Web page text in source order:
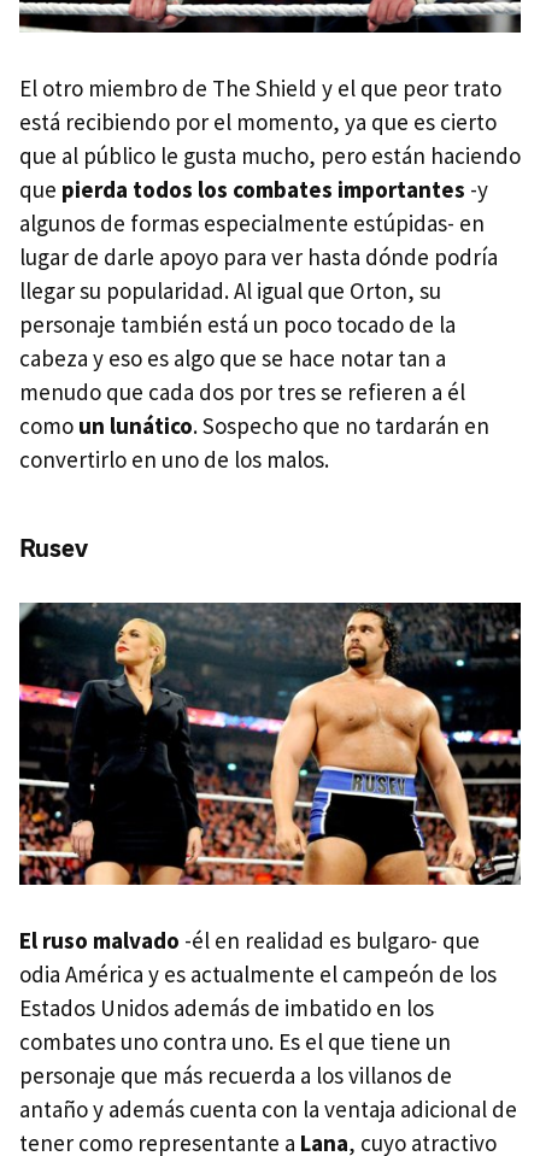
El otro miembro de The Shield y el que peor trato
está recibiendo por el momento, ya que es cierto
que al público le gusta mucho, pero están haciendo
que pierda todos los combates importantes -y
algunos de formas especialmente estúpidas- en
lugar de darle apoyo para ver hasta dónde podría
llegar su popularidad. Al igual que Orton, su
personaje también está un poco tocado de la
cabeza y eso es algo que se hace notar tan a
menudo que cada dos por tres se refieren a él
como un lunático. Sospecho que no tardarán en
convertirlo en uno de los malos.
Rusev
El ruso malvado -él en realidad es bulgaro- que
odia América y es actualmente el campeón de los
Estados Unidos además de imbatido en los
combates uno contra uno. Es el que tiene un
personaje que más recuerda a los villanos de
antaño y además cuenta con la ventaja adicional de
tener como representante a Lana, cuyo atractivo